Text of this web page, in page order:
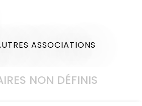
ASSOCIATIONS
NON DÉFINIS